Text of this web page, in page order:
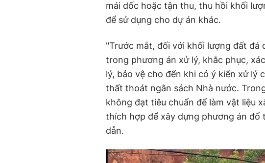
mái dốc hoặc tận thu, thu hồi khối
để sử dụng cho dự án khác.
"Trước mắt, đối với khối lượng đất
trong phương án xử lý, khắc phục,
lý, bảo vệ cho đến khi có ý kiến xử lý
thất thoát ngân sách Nhà nước.
không đạt tiêu chuẩn để làm vật liệu
thích hợp để xây dựng phương án đổ
dẫn.